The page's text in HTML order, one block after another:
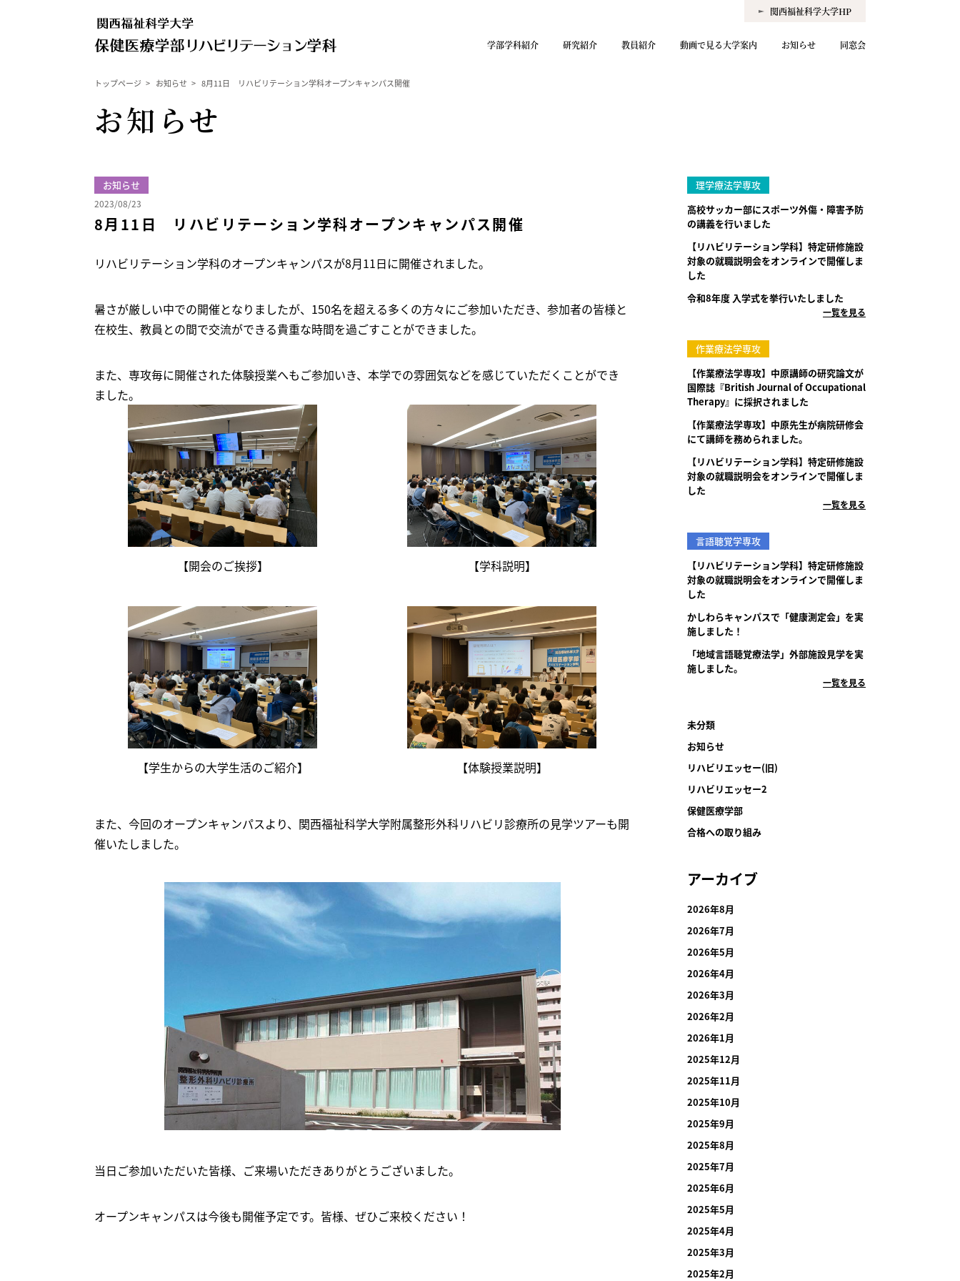
学部学科紹介 研究紹介 教員紹介 動画で見る大学案内 お知らせ 同窓会
関西福祉科学大学HP
トップページ > お知らせ > 8月11日 リハビリテーション学科オープンキャンパス開催
お知らせ
お知らせ
2023/08/23
8月11日 リハビリテーション学科オープンキャンパス開催
リハビリテーション学科のオープンキャンパスが8月11日に開催されました。
暑さが厳しい中での開催となりましたが、150名を超える多くの方々にご参加いただき、参加者の皆様と
在校生、教員との間で交流ができる貴重な時間を過ごすことができました。
また、専攻毎に開催された体験授業へもご参加いき、本学での雰囲気などを感じていただくことができ
ました。
【開会のご挨拶】 【学科説明】
【学生からの大学生活のご紹介】 【体験授業説明】
また、今回のオープンキャンパスより、関西福祉科学大学附属整形外科リハビリ診療所の見学ツアーも開
催いたしました。
当日ご参加いただいた皆様、ご来場いただきありがとうございました。
オープンキャンパスは今後も開催予定です。皆様、ぜひご来校ください！
理学療法学専攻
高校サッカー部にスポーツ外傷・障害予防
の講義を行いました
【リハビリテーション学科】特定研修施設
対象の就職説明会をオンラインで開催しま
した
令和8年度 入学式を挙行いたしました
一覧を見る
作業療法学専攻
【作業療法学専攻】中原講師の研究論文が
国際誌『British Journal of Occupational
Therapy』に採択されました
【作業療法学専攻】中原先生が病院研修会
にて講師を務められました。
【リハビリテーション学科】特定研修施設
対象の就職説明会をオンラインで開催しま
した
一覧を見る
言語聴覚学専攻
【リハビリテーション学科】特定研修施設
対象の就職説明会をオンラインで開催しま
した
かしわらキャンパスで「健康測定会」を実
施しました！
「地域言語聴覚療法学」外部施設見学を実
施しました。
一覧を見る
未分類
お知らせ
リハビリエッセー(旧)
リハビリエッセー2
保健医療学部
合格への取り組み
アーカイブ
2026年8月
2026年7月
2026年5月
2026年4月
2026年3月
2026年2月
2026年1月
2025年12月
2025年11月
2025年10月
2025年9月
2025年8月
2025年7月
2025年6月
2025年5月
2025年4月
2025年3月
2025年2月